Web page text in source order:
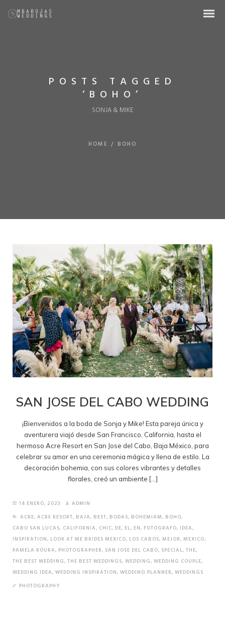
POSTS TAGGED
‘BOHO’
SONJA & MIKE
HOME / BOHO
SAN JOSE DEL CABO WEDDING
¡Bienvenidos a la boda de Sonja y Mike! Esta pareja única y
aventurera viajó desde San Francisco, California, hasta el
hermoso Acre Resort en San Jose del Cabo, Baja México, para
celebrar su amor en una ceremonia mágica y llena de estilo. La
decoración bohemia, con sus colores vibrantes y detalles
florales, creó un ambiente […]
14 ENERO, 2023
ADMIN
ACRE, ACRE RESORT, BAJA, BEST, BODAS, BOHEMIAM, BOHO,
CABO SAN LUCAS, CALIFORNIA, CHIC, DE, EL, EN, FOTOGRAFO, IDEA,
INSPIRATION, LOOK AT ME BRIDES MEXICO, LOS CABOS, MEJOR, MEXICO,
PAMELA ROURA, PHOTOGRAPHER, SAN JOSE DEL CABO, SPECIAL, THE,
THE BEST WEDDING, THE BEST WEDDINGS, WEDDING, WEDDING COUPLE,
WEDDING IDEA, WEDDING INSPIRATION, WEDDING PLANNER, WEDDINGS
PHOTOGRAPHY